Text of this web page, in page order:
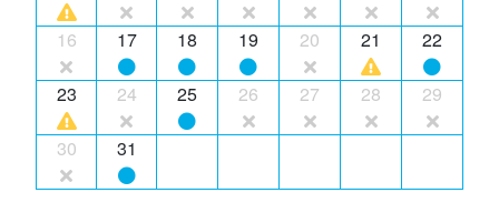
16 17 18 19 20 21 22
23 24 25 26 27 28 29
30 31